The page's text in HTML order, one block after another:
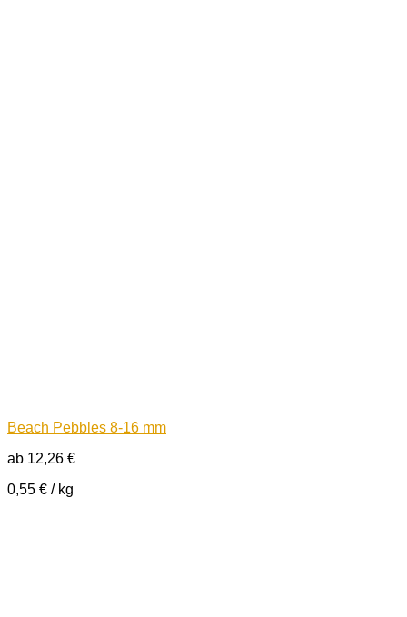
Beach Pebbles 8-16 mm
ab 12,26 €
0,55 € / kg